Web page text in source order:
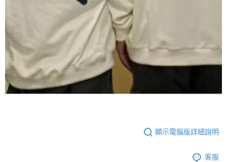
顯示電腦版詳細說明
客服